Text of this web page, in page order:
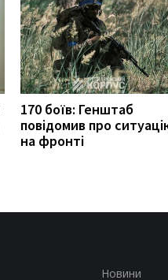
170 боїв: Генштаб
повідомив про
на фронті
Новини